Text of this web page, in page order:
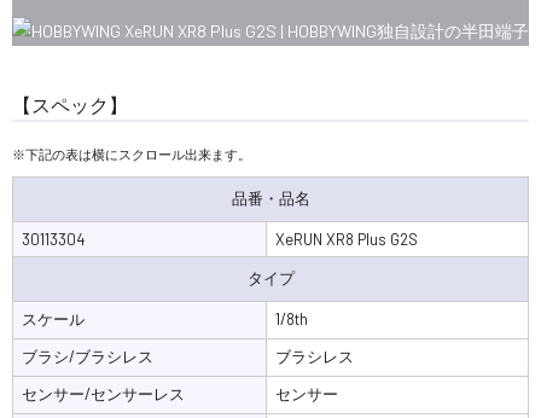
【スペック】
品番・品名
30113304
XeRUN XR8 Plus G2S
タイプ
スケール
1/8th
ブラシ/ブラシレス
ブラシレス
センサー/センサーレス
センサー